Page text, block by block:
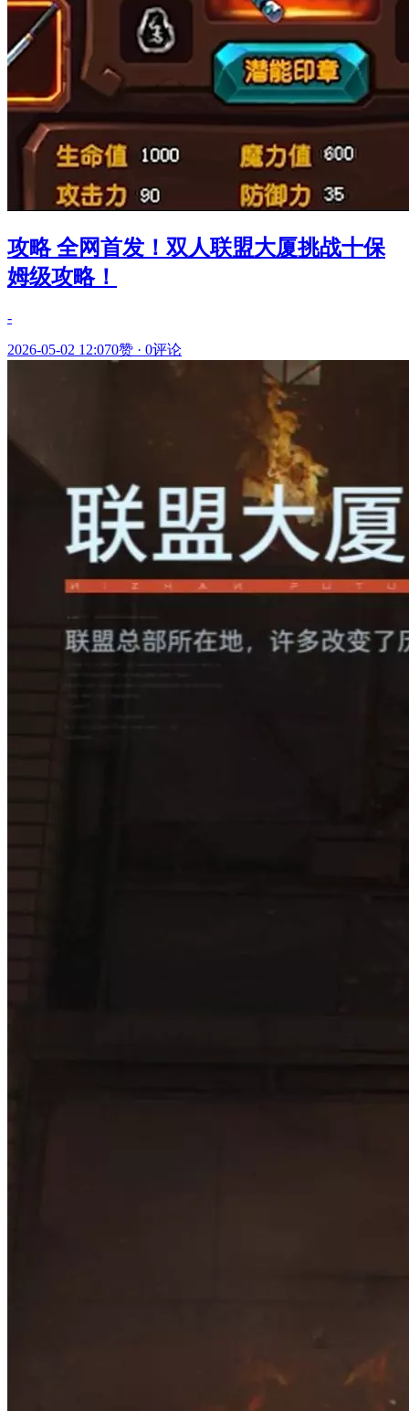
攻略 全网首发！双人联盟大厦挑战十保
姆级攻略！
-
2026-05-02 12:070赞 · 0评论